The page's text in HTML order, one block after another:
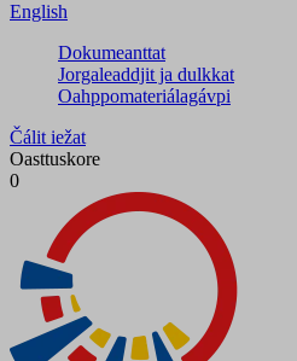
English
Dokumeanttat
Jorgaleaddjit ja dulkkat
Oahppomateriálagávpi
Čálit iežat
Oasttuskore
0